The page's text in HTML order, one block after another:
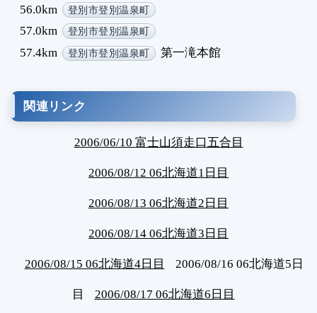
56.0km 登別市登別温泉町
57.0km 登別市登別温泉町
57.4km 登別市登別温泉町 第一滝本館
関連リンク
2006/06/10 富士山須走口五合目
2006/08/12 06北海道1日目
2006/08/13 06北海道2日目
2006/08/14 06北海道3日目
2006/08/15 06北海道4日目 2006/08/16 06北海道5日
目 2006/08/17 06北海道6日目